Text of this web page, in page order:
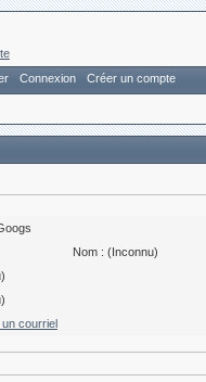
Connexion Créer un compte
Nom : (Inconnu)
courriel